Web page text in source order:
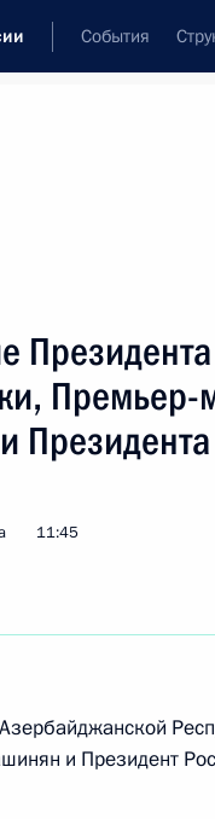
События
Путин
с
Премьер-
11:45
и Президент